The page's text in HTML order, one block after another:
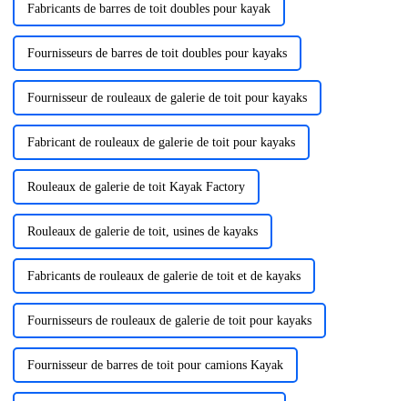
Fabricants de barres de toit doubles pour kayak
Fournisseurs de barres de toit doubles pour kayaks
Fournisseur de rouleaux de galerie de toit pour kayaks
Fabricant de rouleaux de galerie de toit pour kayaks
Rouleaux de galerie de toit Kayak Factory
Rouleaux de galerie de toit, usines de kayaks
Fabricants de rouleaux de galerie de toit et de kayaks
Fournisseurs de rouleaux de galerie de toit pour kayaks
Fournisseur de barres de toit pour camions Kayak